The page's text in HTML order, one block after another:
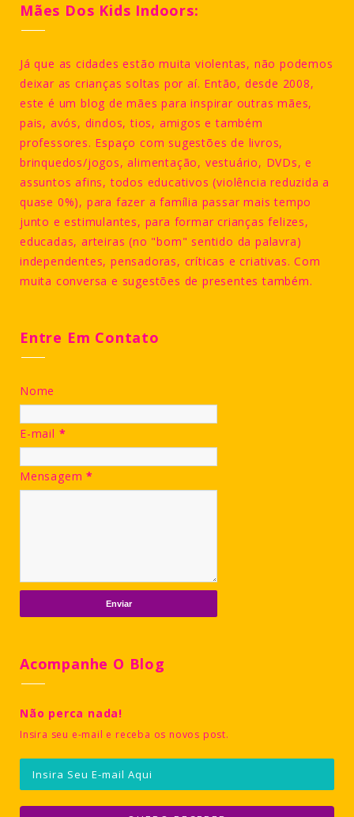
Mães Dos Kids Indoors:
Já que as cidades estão muita violentas, não podemos
deixar as crianças soltas por aí. Então, desde 2008,
este é um blog de mães para inspirar outras mães,
pais, avós, dindos, tios, amigos e também
professores. Espaço com sugestões de livros,
brinquedos/jogos, alimentação, vestuário, DVDs, e
assuntos afins, todos educativos (violência reduzida a
quase 0%), para fazer a família passar mais tempo
junto e estimulantes, para formar crianças felizes,
educadas, arteiras (no "bom" sentido da palavra)
independentes, pensadoras, críticas e criativas. Com
muita conversa e sugestões de presentes também.
Entre Em Contato
Nome
E-mail *
Mensagem*
Acompanhe O Blog
Não perca nada!
Insira seu e-mail e receba os novos post.